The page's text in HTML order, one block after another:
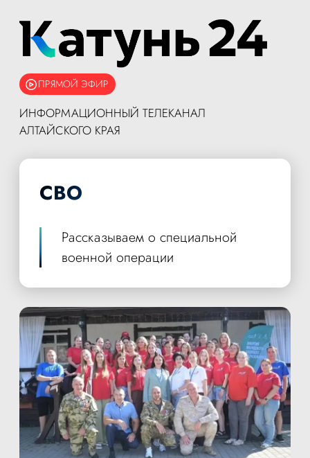
ПРЯМОЙ ЭФИР
ИНФОРМАЦИОННЫЙ ТЕЛЕКАНАЛ
АЛТАЙСКОГО КРАЯ
СВО
Рассказываем о специальной
военной операции